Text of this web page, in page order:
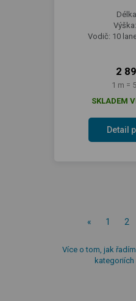
Vodič: 10
2
1 m =
SKLADEM
Detail
« 1 2
Více o tom, jak
kategoriích